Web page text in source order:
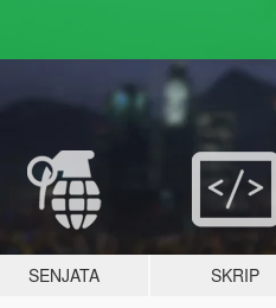
SENJATA SKRIP